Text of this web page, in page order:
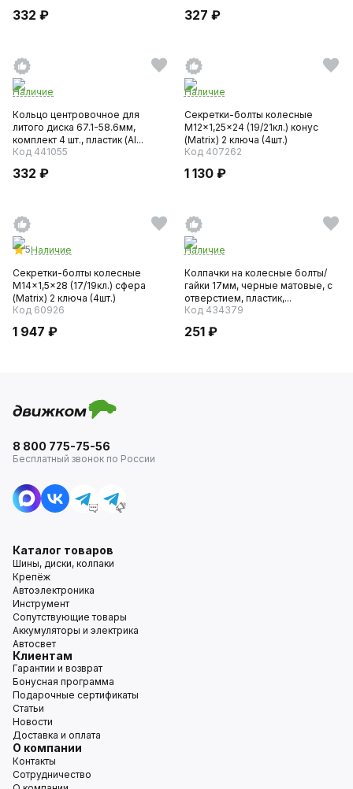
332 ₽ 327 ₽
Наличие
Кольцо центровочное для
литого диска 67.1-58.6мм,
комплект 4 шт., пластик (AI...
Код 441055
332 ₽
Наличие
Секретки-болты колесные
M12x1,25x24 (19/21кл.) конус
(Matrix) 2 ключа (4шт.)
Код 407262
1 130 ₽
5Наличие
Секретки-болты колесные
M14x1,5x28 (17/19кл.) сфера
(Matrix) 2 ключа (4шт.)
Код 60926
1 947 ₽
Наличие
Колпачки на колесные болты/
гайки 17мм, черные матовые, с
отверстием, пластик,...
Код 434379
251 ₽
8 800 775-75-56
Бесплатный звонок по России
Каталог товаров
Шины, диски, колпаки
Крепёж
Автоэлектроника
Инструмент
Сопутствующие товары
Аккумуляторы и электрика
Автосвет
Клиентам
Гарантии и возврат
Бонусная программа
Подарочные сертификаты
Статьи
Новости
Доставка и оплата
О компании
Контакты
Сотрудничество